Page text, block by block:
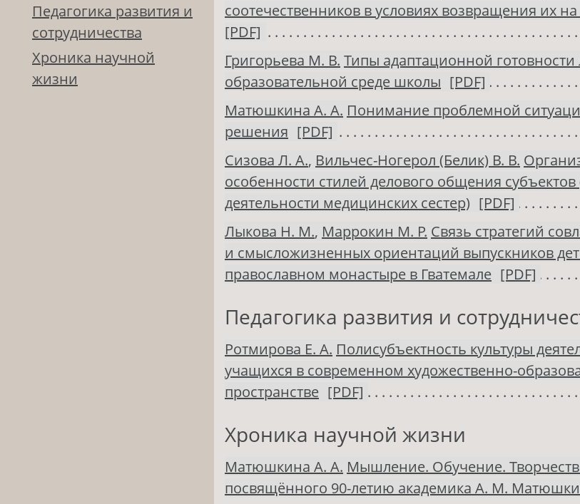
Педагогика развития и
сотрудничества
Хроника научной
жизни
соотечественников в условиях возвращения их
[PDF]
Григорьева М. В. Типы адаптационной готовности
образовательной среде школы [PDF]
Матюшкина А. А. Понимание проблемной
решения [PDF]
Сизова Л. А., Вильчес-Ногерол (Белик) В. В.
особенности стилей делового общения
деятельности медицинских сестер) [PDF]
Лыкова Н. М., Маррокин М. Р. Связь стратегий
и смысложизненных ориентаций выпускников
православном монастыре в Гватемале [PDF]
Педагогика развития и
Ротмирова Е. А. Полисубъектность культуры
учащихся в современном художественно-
пространстве [PDF]
Хроника научной жизни
Матюшкина А. А. Мышление. Обучение.
посвящённого 90-летию академика А. М.